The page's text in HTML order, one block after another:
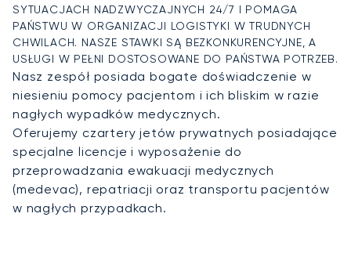
SYTUACJACH NADZWYCZAJNYCH 24/7 I POMAGA
PAŃSTWU W ORGANIZACJI LOGISTYKI W TRUDNYCH
CHWILACH. NASZE STAWKI SĄ BEZKONKURENCYJNE, A
USŁUGI W PEŁNI DOSTOSOWANE DO PAŃSTWA POTRZEB.
Nasz zespół posiada bogate doświadczenie w
niesieniu pomocy pacjentom i ich bliskim w razie
nagłych wypadków medycznych.
Oferujemy czartery jetów prywatnych posiadające
specjalne licencje i wyposażenie do
przeprowadzania ewakuacji medycznych
(medevac), repatriacji oraz transportu pacjentów
w nagłych przypadkach.